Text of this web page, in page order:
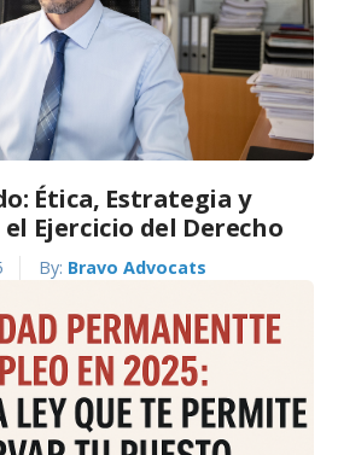
Ética, Estrategia y
Ejercicio del Derecho
By: Bravo Advocats